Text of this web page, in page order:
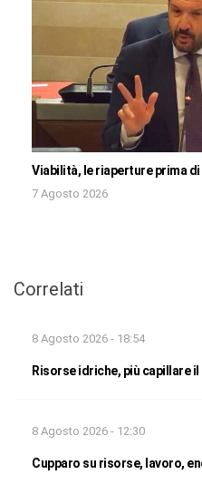
Viabilità, le riaperture prima
7 Agosto 2026
Correlati
8 Agosto 2026 - 18:54
Risorse idriche, più capillare
8 Agosto 2026 - 12:30
Cupparo su risorse, lavoro,